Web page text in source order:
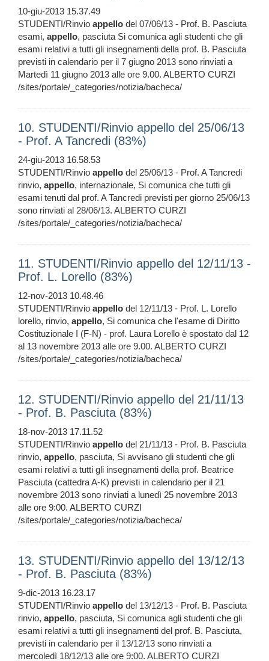
10-giu-2013 15.37.49
STUDENTI/Rinvio appello del 07/06/13 - Prof. B. Pasciuta
esami, appello, pasciuta Si comunica agli studenti che gli
esami relativi a tutti gli insegnamenti della prof. B. Pasciuta
previsti in calendario per il 7 giugno 2013 sono rinviati a
Martedì 11 giugno 2013 alle ore 9.00. ALBERTO CURZI
/sites/portale/_categories/notizia/bacheca/
10. STUDENTI/Rinvio appello del 25/06/13
- Prof. A Tancredi (83%)
24-giu-2013 16.58.53
STUDENTI/Rinvio appello del 25/06/13 - Prof. A Tancredi
rinvio, appello, internazionale, Si comunica che tutti gli
esami tenuti dal prof. A Tancredi previsti per giorno 25/06/13
sono rinviati al 28/06/13. ALBERTO CURZI
/sites/portale/_categories/notizia/bacheca/
11. STUDENTI/Rinvio appello del 12/11/13 -
Prof. L. Lorello (83%)
12-nov-2013 10.48.46
STUDENTI/Rinvio appello del 12/11/13 - Prof. L. Lorello
lorello, rinvio, appello, Si comunica che l'esame di Diritto
Costituzionale I (F-N) - prof. Laura Lorello è spostato dal 12
al 13 novembre 2013 alle ore 9.00. ALBERTO CURZI
/sites/portale/_categories/notizia/bacheca/
12. STUDENTI/Rinvio appello del 21/11/13
- Prof. B. Pasciuta (83%)
18-nov-2013 17.11.52
STUDENTI/Rinvio appello del 21/11/13 - Prof. B. Pasciuta
rinvio, appello, pasciuta, Si avvisano gli studenti che gli
esami relativi a tutti gli insegnamenti della prof. Beatrice
Pasciuta (cattedra A-K) previsti in calendario per il 21
novembre 2013 sono rinviati a lunedì 25 novembre 2013
alle ore 9:00. ALBERTO CURZI
/sites/portale/_categories/notizia/bacheca/
13. STUDENTI/Rinvio appello del 13/12/13
- Prof. B. Pasciuta (83%)
9-dic-2013 16.23.17
STUDENTI/Rinvio appello del 13/12/13 - Prof. B. Pasciuta
rinvio, appello, pasciuta, Si comunica agli studenti che gli
esami relativi a tutti gli insegnamenti del prof. B. Pasciuta,
previsti in calendario per il 13/12/13 sono rinviati a
mercoledì 18/12/13 alle ore 9:00. ALBERTO CURZI